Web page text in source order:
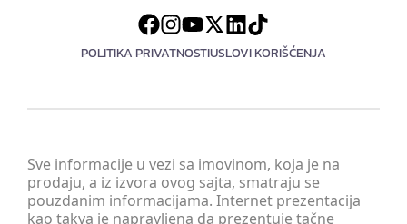
POLITIKA PRIVATNOSTIUSLOVI KORIŠĆENJA
Sve informacije u vezi sa imovinom, koja je na
prodaju, a iz izvora ovog sajta, smatraju se
pouzdanim informacijama. Internet prezentacija
kao takva je napravljena da prezentuje tačne